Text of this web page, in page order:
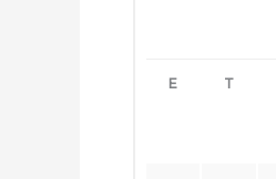
E T